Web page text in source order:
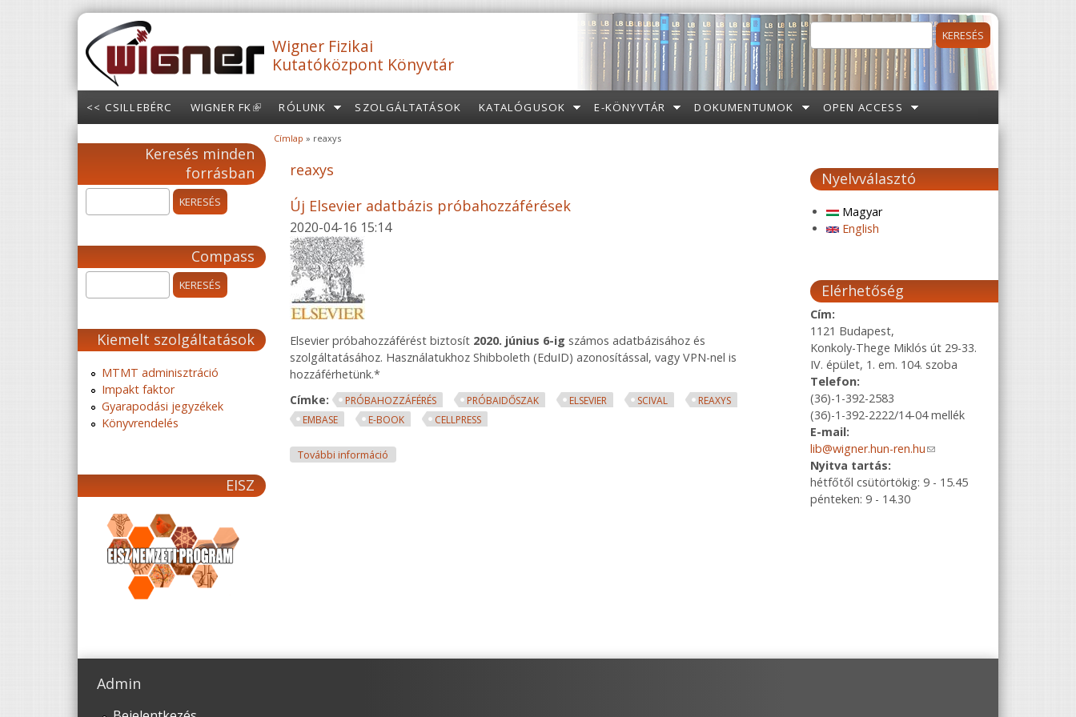
Ugrás a tartalomra
Wigner Fizikai
Kutatóközpont Könyvtár
Keresés űrlap
<< CSILLEBÉRC WIGNER FK(LINK IS
EXTERNAL)
RÓLUNK SZOLGÁLTATÁSOK KATALÓGUSOK E-KÖNYVTÁR DOKUMENTUMOK OPEN ACCESS
Keresés minden
forrásban
Compass
Kiemelt szolgáltatások
MTMT adminisztráció
Impakt faktor
Gyarapodási jegyzékek
Könyvrendelés
EISZ
Jelenlegi hely
Címlap » reaxys
reaxys
Új Elsevier adatbázis próbahozzáférések
2020-04-16 15:14
Elsevier próbahozzáférést biztosít 2020. június 6-ig számos adatbázisához és
szolgáltatásához. Használatukhoz Shibboleth (EduID) azonosítással, vagy VPN-nel is
hozzáférhetünk.*
Címke:
PRÓBAHOZZÁFÉRÉS PRÓBAIDŐSZAK ELSEVIER SCIVAL
REAXYS
EMBASE
E-BOOK CELLPRESS
További információ
Nyelvválasztó
Magyar
English
Elérhetőség
Cím:
1121 Budapest,
Konkoly-Thege Miklós út 29-33.
IV. épület, 1. em. 104. szoba
Telefon:
(36)-1-392-2583
(36)-1-392-2222/14-04 mellék
E-mail:
lib@wigner.hun-ren.hu(link sends e-
Nyitva tartás:
hétfőtől csütörtökig: 9 - 15.45
pénteken: 9 - 14.30
Admin